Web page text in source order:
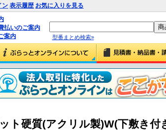
ン 表示履歴 お気に入りを見る
払いのご案内
案内
型番まとめ検索»
ト硬質(アクリル製)W(下敷き付